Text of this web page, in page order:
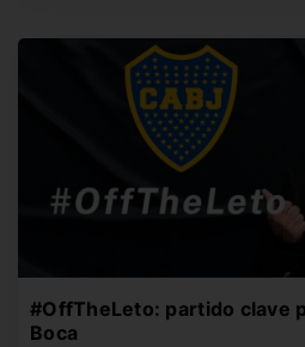
#OffTheLeto: partido clave
Boca